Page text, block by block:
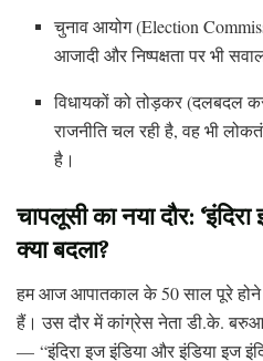
चुनाव आयोग (Election
आजादी और निष्पक्षता पर भी
विधायकों को तोड़कर (दलबदल
राजनीति चल रही है, वह भी
है।
चापलूसी का नया दौर:
क्या बदला?
हम आज आपातकाल के 50 साल पूरे होने
हैं। उस दौर में कांग्रेस नेता डी.के.
— “इंदिरा इज इंडिया और इंडिया इज